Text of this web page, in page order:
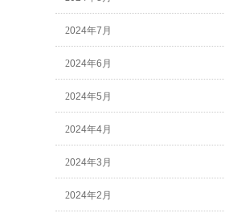
2024年7月
2024年6月
2024年5月
2024年4月
2024年3月
2024年2月